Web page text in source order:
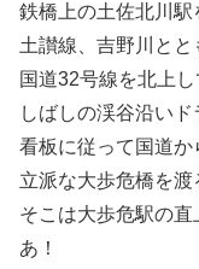
鉄橋上の土佐北川駅
土讃線、吉野川とと
国道32号線を北上し
しばしの渓谷沿いド
看板に従って国道か
立派な大歩危橋を渡
そこは大歩危駅の直
あ！